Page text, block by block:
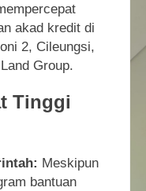
akad kredit di
2, Cileungsi,
Group.
Tinggi
Meskipun
bantuan